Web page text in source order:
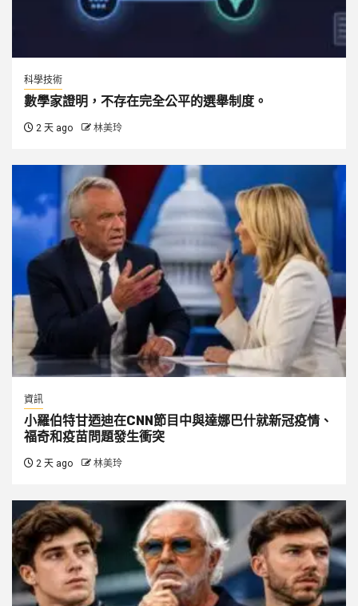
科學技術
數學家證明，不存在完全公平的選舉制度。
2 天 ago 林美玲
資訊
小羅伯特甘迺迪在CNN節目中與達娜巴什就新冠疫情、
福奇和疫苗問題發生衝突
2 天 ago 林美玲